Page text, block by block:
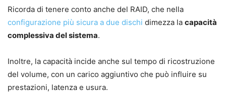
Ricorda di tenere conto anche del RAID, che nella
configurazione più sicura a due dischi dimezza la capacità
complessiva del sistema.
Inoltre, la capacità incide anche sul tempo di ricostruzione
del volume, con un carico aggiuntivo che può influire su
prestazioni, latenza e usura.